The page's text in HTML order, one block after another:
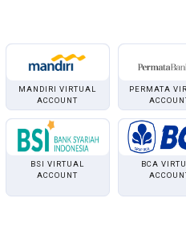
MANDIRI VIRTUAL
ACCOUNT
PERMATA
BSI VIRTUAL
ACCOUNT
BCA